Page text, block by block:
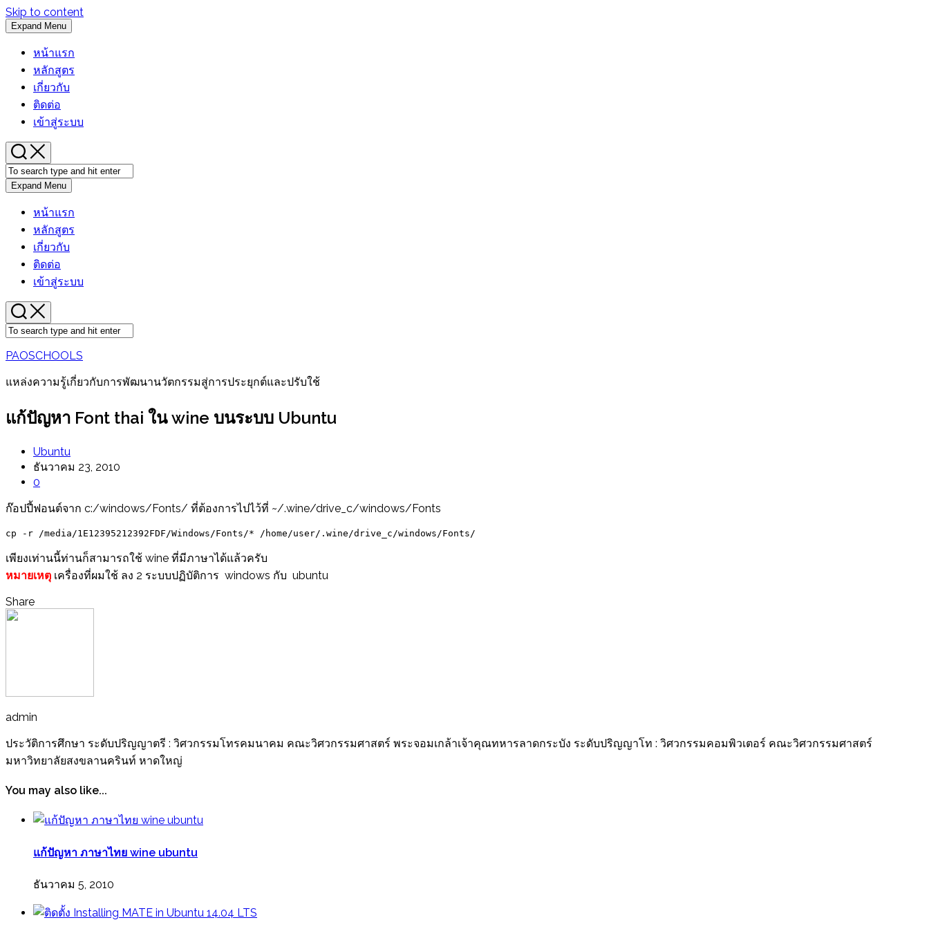
Skip to content
Expand Menu
หน้าแรก
หลักสูตร
เกี่ยวกับ
ติดต่อ
เข้าสู่ระบบ
Expand Menu
หน้าแรก
หลักสูตร
เกี่ยวกับ
ติดต่อ
เข้าสู่ระบบ
PAOSCHOOLS
แหล่งความรู้เกี่ยวกับการพัฒนานวัตกรรมสู่การประยุกต์และปรับใช้
แก้ปัญหา Font thai ใน wine บนระบบ Ubuntu
Ubuntu
ธันวาคม 23, 2010
0
ก๊อปปี้ฟอนต์จาก c:/windows/Fonts/ ที่ต้องการไปไว้ที่ ~/.wine/drive_c/windows/Fonts
cp -r /media/1E12395212392FDF/Windows/Fonts/* /home/user/.wine/drive_c/windows/Fonts/
เพียงเท่านนี้ท่านก็สามารถใช้ wine ที่มีภาษาได้แล้วครับ
หมายเหตุ เครื่องที่ผมใช้ ลง 2 ระบบปฏิบัติการ windows กับ ubuntu
Share
admin
ประวัติการศึกษา ระดับปริญญาตรี : วิศวกรรมโทรคมนาคม คณะวิศวกรรมศาสตร์ พระจอมเกล้าเจ้าคุณทหารลาดกระบัง ระดับปริญญาโท : วิศวกรรมคอมพิวเตอร์ คณะวิศวกรรมศาสตร์
มหาวิทยาลัยสงขลานครินท์ หาดใหญ่
You may also like...
แก้ปัญหา ภาษาไทย wine ubuntu
ธันวาคม 5, 2010